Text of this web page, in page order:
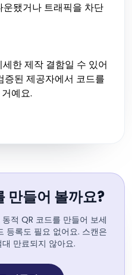
됐거나 트래픽을 차단
한 제작 결함일 수 있어
된 제공자에서 코드를
예요.
만들어 볼까요?
적 QR 코드를 만들어 보세
등록도 필요 없어요. 스캔은
만료되지 않아요.